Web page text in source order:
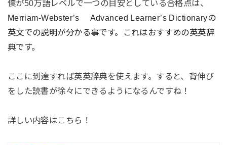
僕が50万語レベルで一つの目安としている合格点は、
Merriam-Webster’s Advanced Learner’s Dictionaryの
英文での説明が分かる事です。これはおすすめの英英辞
典です。
ここに到達すれば英英辞典を使えます。すると、背伸び
をした読書が徐々にできるようになるんですね！
詳しい内容はこちら！